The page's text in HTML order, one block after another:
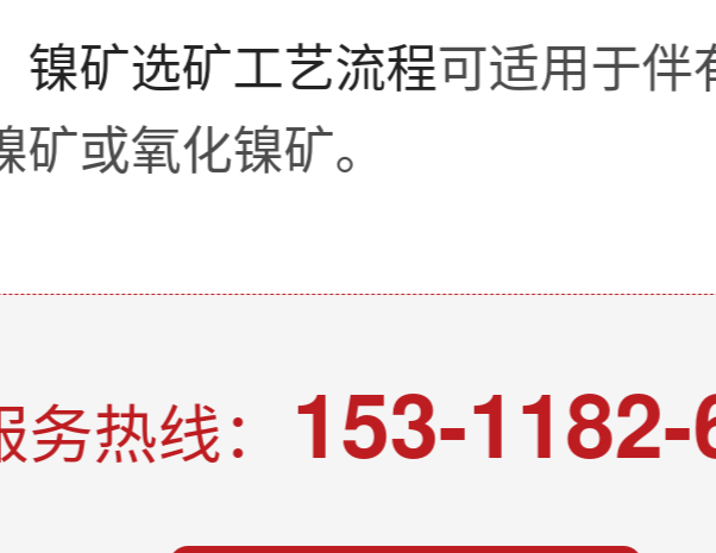
镍矿选矿工艺流程可适用于伴
或氧化镍矿。
热线： 153-